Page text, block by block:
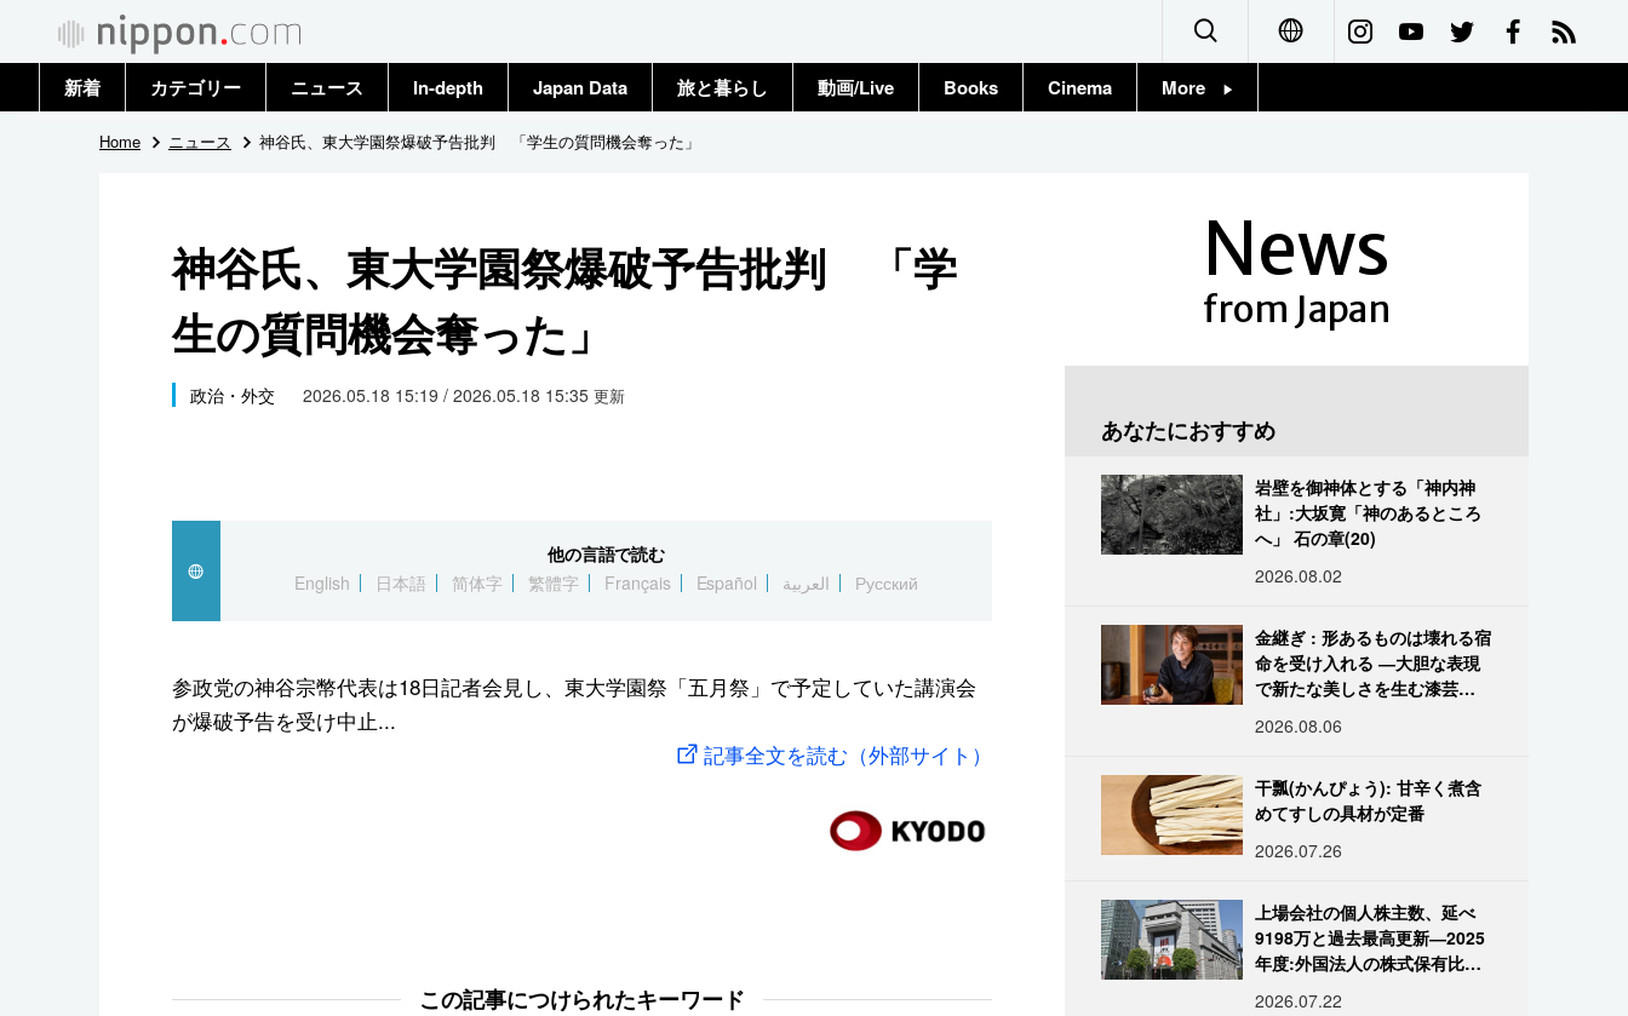
Français
新着 カテゴリー
政治・外交
国際
社会
文化
スポーツ・東京2020
ニュース
トップ
In-depth Japan Data 旅と暮らし 動画/Live Books Cinema More
Home ニュース 神谷氏、東大学園祭爆破予告批判 「学生の質問機会奪った」
神谷氏、東大学園祭爆破予告批判 「学
生の質問機会奪った」
政治・外交 2026.05.18 15:19 / 2026.05.18 15:35 更新
他の言語で読む
English
日本語 简体字 繁體字 Français Español العربية Русский
参政党の神谷宗幣代表は18日記者会見し、東大学園祭「五月祭」で予定していた講演会
が爆破予告を受け中止...
記事全文を読む（外部サイト）
この記事につけられたキーワード
News
from Japan
あなたにおすすめ
岩壁を御神体とする「神内神
社」:大坂寛「神のあるところ
へ」 石の章(20)
2026.08.02
金継ぎ : 形あるものは壊れる宿
命を受け入れる ―大胆な表現
で新たな美しさを生む漆芸修
2026.08.06
干瓢(かんぴょう): 甘辛く煮含
めてすしの具材が定番
2026.07.26
上場会社の個人株主数、延べ
9198万と過去最高更新―2025
年度:外国法人の株式保有比率
2026.07.22